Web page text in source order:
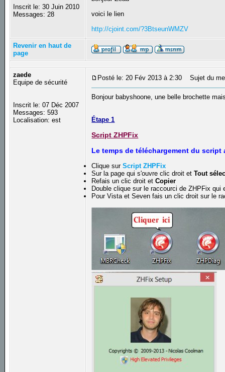
Inscrit le: 30 Juin 2010
Messages: 28
voici le lien
http://cjoint.com/?3BtseunWMZV
Revenir en haut de
page
zaede
Equipe de sécurité
Inscrit le: 07 Déc 2007
Messages: 593
Localisation: est
Posté le: 20 Fév 2013 à 2:30 Sujet du
Bonjour babyshoone, une belle brochette
Étape 1
Script ZHPFix
Le temps de téléchargement du
Clique surScript ZHPFix
Sur la page qui s'ouvre clic droit etTout
Refais un clic droit etCopier
Double clique sur le raccourci de ZHPFix qui
Pour Vista et Seven fais un clic droit sur le